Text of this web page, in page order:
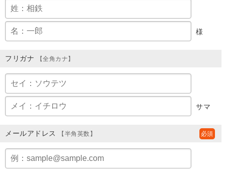
様
フリガナ 【全角カナ】
サマ
メールアドレス 【半角英数】